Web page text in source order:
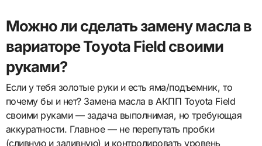
Можно ли сделать замену масла в
вариаторе Toyota Field своими
руками?
Если у тебя золотые руки и есть яма/подъемник, то
почему бы и нет? Замена масла в АКПП Toyota Field
своими руками — задача выполнимая, но требующая
аккуратности. Главное — не перепутать пробки
(сливную и заливную) и контролировать уровень